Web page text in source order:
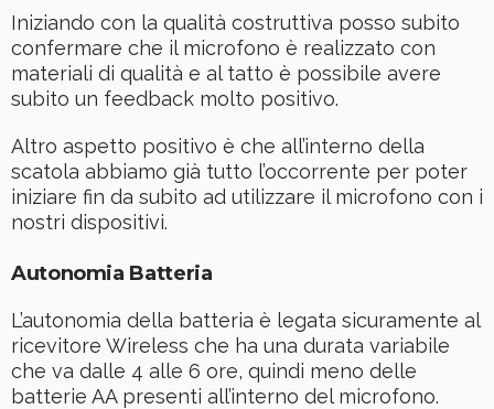
Iniziando con la qualità costruttiva posso subito
confermare che il microfono è realizzato con
materiali di qualità e al tatto è possibile avere
subito un feedback molto positivo.
Altro aspetto positivo è che all’interno della
scatola abbiamo già tutto l’occorrente per poter
iniziare fin da subito ad utilizzare il microfono con i
nostri dispositivi.
Autonomia Batteria
L’autonomia della batteria è legata sicuramente al
ricevitore Wireless che ha una durata variabile
che va dalle 4 alle 6 ore, quindi meno delle
batterie AA presenti all’interno del microfono.